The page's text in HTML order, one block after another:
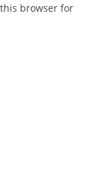
browser for